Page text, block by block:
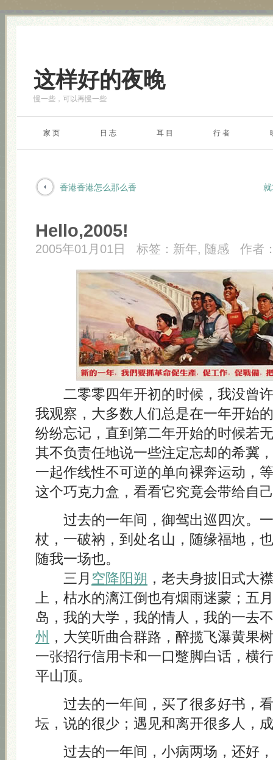
这样好的夜晚
慢一些，可以再慢一些
家 页 日 志 耳 目 行 者
香港香港怎么那么香
Hello,2005!
2005年01月01日 标签： 新年, 随感 作者
二零零四年开初的时候，我没曾许
我观察，大多数人们总是在一年开始
纷纷忘记，直到第二年开始的时候若
其不负责任地说一些注定忘却的希冀
一起作线性不可逆的单向裸奔运动，
这个巧克力盒，看看它究竟会带给自
过去的一年间，御驾出巡四次。
杖，一破衲，到处名山，随缘福地，
随我一场也。
三月 空降阳朔 ，老夫身披旧式大
上，枯水的漓江倒也有烟雨迷蒙；五月
岛，我的大学，我的情人，我的一去
州 ，大笑听曲合群路，醉揽飞瀑黄果
一张招行信用卡和一口蹩脚白话，横
平山顶。
过去的一年间，买了很多好书，看
坛，说的很少；遇见和离开很多人，
过去的一年间，小病两场，还好，